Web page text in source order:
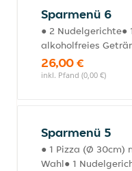
Sparmenü 6
● 2 Nudelgerichte●
alkoholfreies
26,00 €
inkl. Pfand (0,00 €)
Sparmenü 5
● 1 Pizza (Ø 30cm)
Wahl● 1